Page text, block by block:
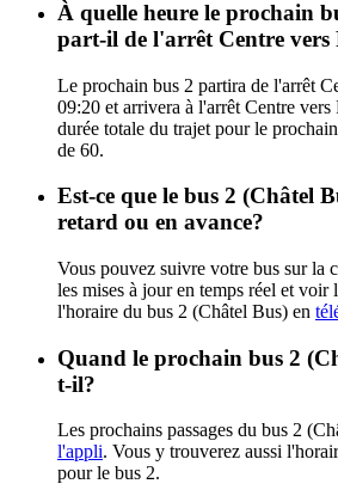
À quelle heure le prochain
part-il de l'arrêt Centre vers
Le prochain bus 2 partira de l'arrêt
09:20 et arrivera à l'arrêt Centre
durée totale du trajet pour le
de 60.
Est-ce que le bus 2 (Châtel
retard ou en avance?
Vous pouvez suivre votre bus sur la
les mises à jour en temps réel et voir
l'horaire du bus 2 (Châtel Bus) en
Quand le prochain bus 2
t-il?
Les prochains passages du bus 2
l'appli. Vous y trouverez aussi
pour le bus 2.